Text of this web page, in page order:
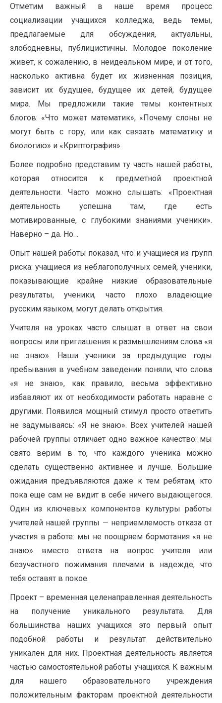
Отметим важный в наше время процесс
социализации учащихся колледжа, ведь темы,
предлагаемые для обсуждения, актуальны,
злободневны, публицистичны. Молодое поколение
живет, к сожалению, в неидеальном мире, и от того,
насколько активна будет их жизненная позиция,
зависит их будущее, будущее их детей, будущее
мира. Мы предложили такие темы контентных
блогов: «Что может математик», «Почему слоны не
могут быть с гору, или как связать математику и
биологию» и «Криптография».
Более подробно представим ту часть нашей работы,
которая относится к предметной проектной
деятельности. Часто можно слышать: «Проектная
деятельность успешна там, где есть
мотивированные, с глубокими знаниями ученики».
Наверно – да. Но…
Опыт нашей работы показал, что и учащиеся из групп
риска: учащиеся из неблагополучных семей, ученики,
показывающие крайне низкие образовательные
результаты, ученики, часто плохо владеющие
русским языком, могут делать открытия.
Учителя на уроках часто слышат в ответ на свои
вопросы или приглашения к размышлениям слова «я
не знаю». Наши ученики за предыдущие годы
пребывания в учебном заведении поняли, что слова
«я не знаю», как правило, весьма эффективно
избавляют их от необходимости работать наравне с
другими. Появился мощный стимул просто ответить
не задумываясь: «Я не знаю». Всех учителей нашей
рабочей группы отличает одно важное качество: мы
свято верим в то, что каждого ученика можно
сделать существенно активнее и лучше. Большие
ожидания предъявляются даже к тем ребятам, кто
пока еще сам не видит в себе ничего выдающегося.
Один из ключевых компонентов культуры работы
учителей нашей группы — неприемлемость отказа от
участия в работе: мы не поощряем бормотания «я не
знаю» вместо ответа на вопрос учителя или
безучастного пожимания плечами в надежде, что
тебя оставят в покое.
Проект – временная целенаправленная деятельность
на получение уникального результата. Для
большинства наших учащихся это первый опыт
подобной работы и результат действительно
уникален для них. Проектная деятельность является
частью самостоятельной работы учащихся. К важным
для нашего образовательного учреждения
положительным факторам проектной деятельности